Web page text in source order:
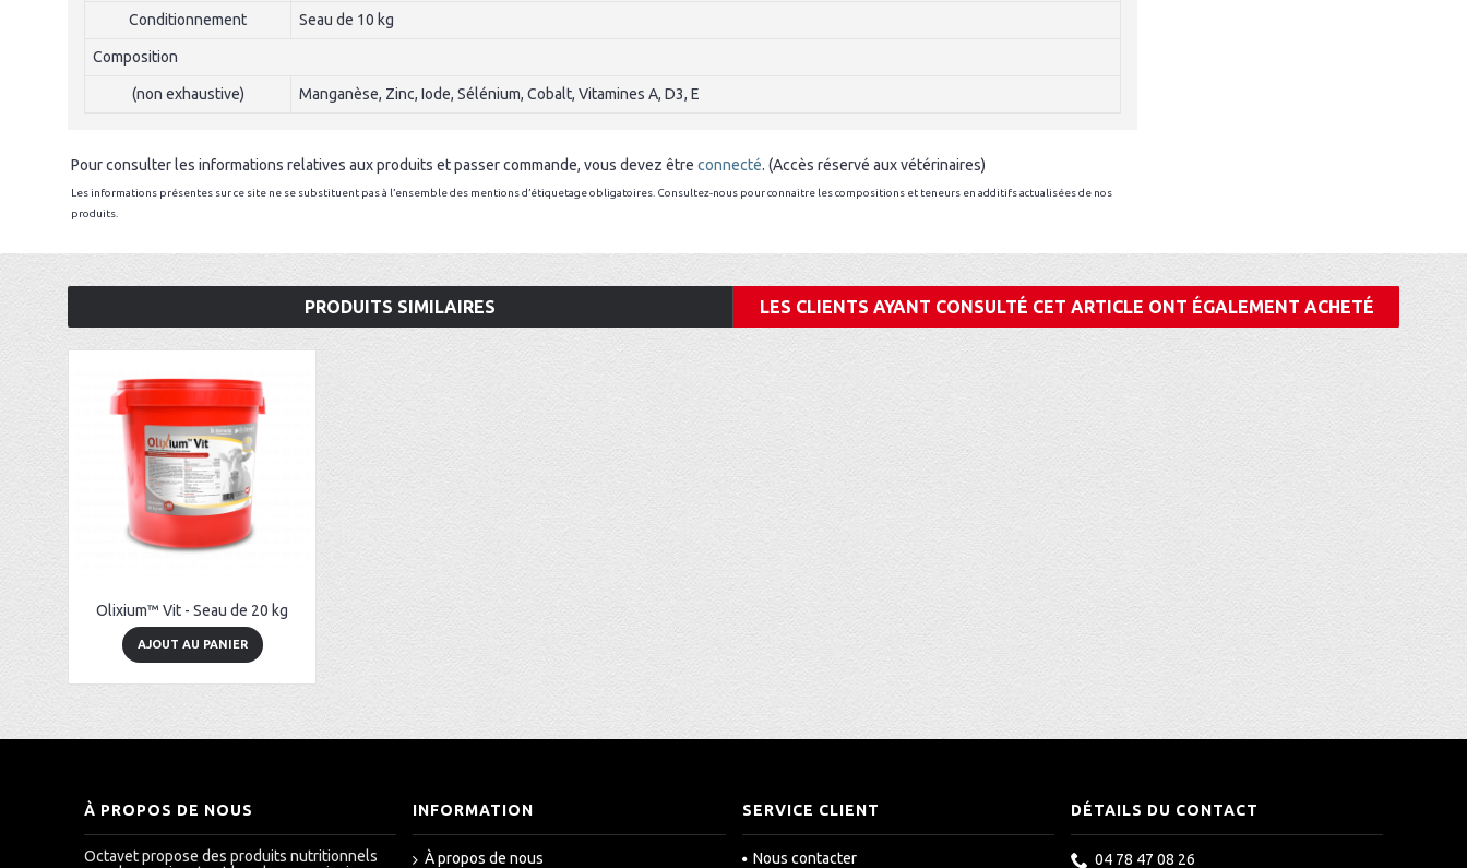
Conditionnement Seau de 10 kg
Composition
(non exhaustive) Manganèse, Zinc, Iode, Sélénium, Cobalt, Vitamines A, D3, E
Pour consulter les informations relatives aux produits et passer commande, vous devez être connecté. (Accès réservé aux vétérinaires)
Les informations présentes sur ce site ne se substituent pas à l’ensemble des mentions d’étiquetage obligatoires. Consultez-nous pour connaitre les compositions et teneurs en additifs actualisées de nos
produits.
PRODUITS SIMILAIRES LES CLIENTS AYANT CONSULTÉ CET ARTICLE ONT ÉGALEMENT ACHETÉ
Olixium™ Vit - Seau de 20 kg
AJOUT AU PANIER
À PROPOS DE NOUS
Octavet propose des produits nutritionnels
INFORMATION
À propos de nous
SERVICE CLIENT
Nous contacter
DÉTAILS DU CONTACT
04 78 47 08 26